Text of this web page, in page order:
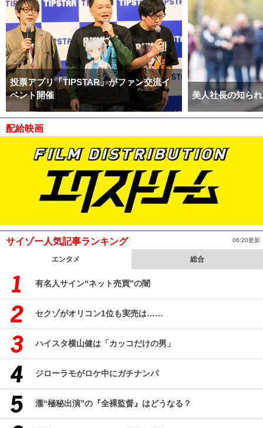
投票アプリ「TIPSTAR」がファン交流イ
ベント開催
美人社長の知ら
配給映画
サイゾー人気記事ランキング 06:20更新
エンタメ 総合
有名人サイン“ネット売買”の闇
セクゾがオリコン1位も実売は……
ハイスタ横山健は「カッコだけの男」
ジローラモがロケ中にガチナンパ
瀧“極秘出演”の『全裸監督』はどうなる？